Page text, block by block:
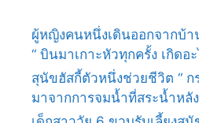
ผู้หญิงคนหนึ่งเดินออกจากบ้า
“ บินมาเกาะหัวทุกครั้ง เกิดอ
สุนัขฮัสกี้ตัวหนึ่งช่วยชีวิต “ ก
มาจากการจมน้ำที่สระน้ำหลั